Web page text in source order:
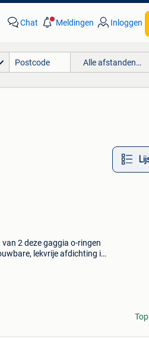
Chat Meldingen Inloggen
Alle afstanden…
2 deze gaggia o-ringen
lekvrije afdichting in